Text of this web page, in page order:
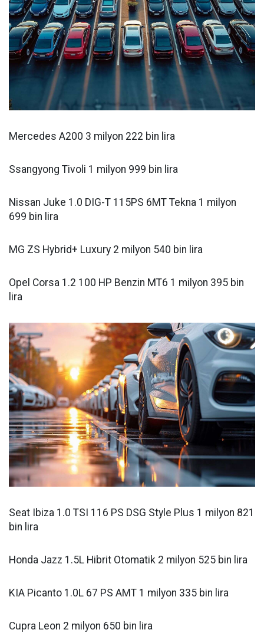
Mercedes A200 3 milyon 222 bin lira
Ssangyong Tivoli 1 milyon 999 bin lira
Nissan Juke 1.0 DIG-T 115PS 6MT Tekna 1 milyon
699 bin lira
MG ZS Hybrid+ Luxury 2 milyon 540 bin lira
Opel Corsa 1.2 100 HP Benzin MT6 1 milyon 395 bin
lira
Seat Ibiza 1.0 TSI 116 PS DSG Style Plus 1 milyon 821
bin lira
Honda Jazz 1.5L Hibrit Otomatik 2 milyon 525 bin lira
KIA Picanto 1.0L 67 PS AMT 1 milyon 335 bin lira
Cupra Leon 2 milyon 650 bin lira